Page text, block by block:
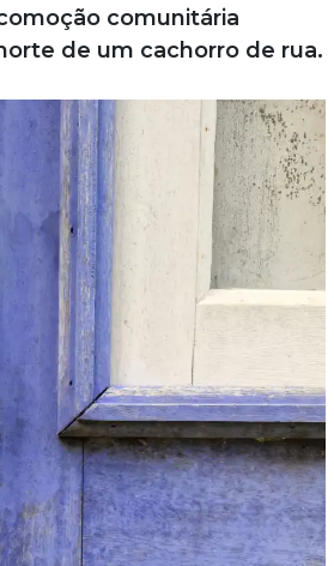
comunitária
de um cachorro de rua.